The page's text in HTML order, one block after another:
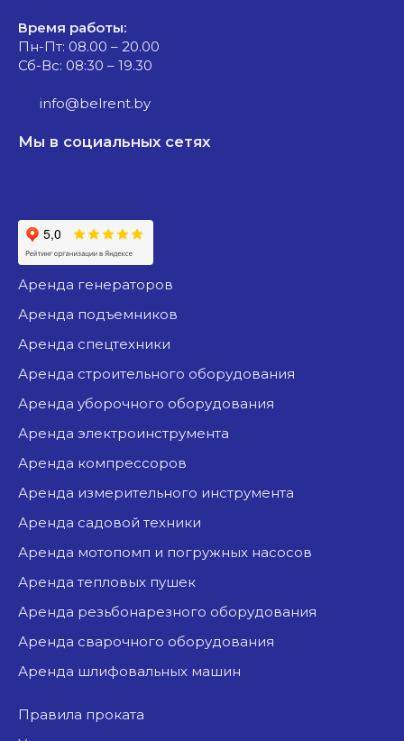
Время работы:
Пн-Пт: 08.00 – 20.00
Сб-Вс: 08:30 – 19.30
info@belrent.by
Мы в социальных сетях
аренда генераторов
аренда подъемников
аренда спецтехники
аренда строительного оборудования
аренда уборочного оборудования
аренда электроинструмента
аренда компрессоров
аренда измерительного инструмента
аренда садовой техники
аренда мотопомп и погружных насосов
аренда тепловых пушек
аренда резьбонарезного оборудования
аренда сварочного оборудования
аренда шлифовальных машин
Правила проката